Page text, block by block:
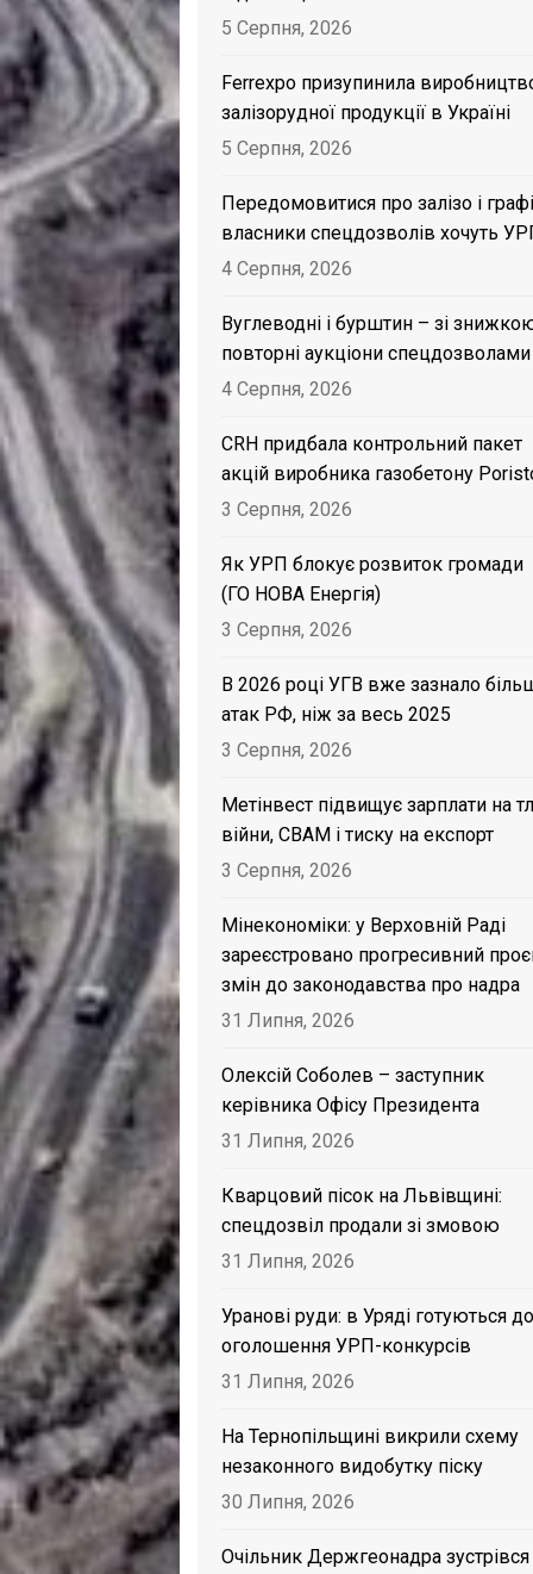
5 Серпня, 2026
Ferrexpo призупинила
залізорудної продукції в Україні
5 Серпня, 2026
Передомовитися про залізо і
власники спецдозволів хочуть
4 Серпня, 2026
Вуглеводні і бурштин – зі
повторні аукціони спецдозволами
4 Серпня, 2026
CRH придбала контрольний пакет
акцій виробника газобетону
3 Серпня, 2026
Як УРП блокує розвиток громади
(ГО НОВА Енергія)
3 Серпня, 2026
В 2026 році УГВ вже зазнало
атак РФ, ніж за весь 2025
3 Серпня, 2026
Метінвест підвищує зарплати на
війни, CBAM і тиску на експорт
3 Серпня, 2026
Мінекономіки: у Верховній Раді
зареєстровано прогресивний
змін до законодавства про надра
31 Липня, 2026
Олексій Соболев – заступник
керівника Офісу Президента
31 Липня, 2026
Кварцовий пісок на Львівщині:
спецдозвіл продали зі змовою
31 Липня, 2026
Уранові руди: в Уряді готуються до
оголошення УРП-конкурсів
31 Липня, 2026
На Тернопільщині викрили схему
незаконного видобутку піску
30 Липня, 2026
Очільник Держгеонадра зустрівся